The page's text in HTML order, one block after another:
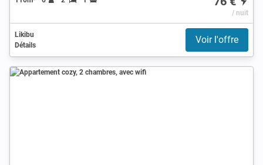
/ nuit
Likibu
Détails
Voir l'offre